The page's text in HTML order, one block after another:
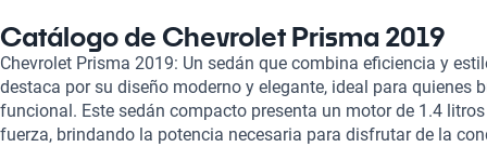
Catálogo de Chevrolet Prisma 2019
Chevrolet Prisma 2019: Un sedán que combina eficiencia y
destaca por su diseño moderno y elegante, ideal para quienes
funcional. Este sedán compacto presenta un motor de 1.4
fuerza, brindando la potencia necesaria para disfrutar de la